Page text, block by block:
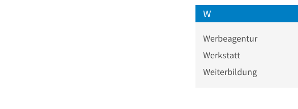
W
Werbeagentur
Werkstatt
Weiterbildung